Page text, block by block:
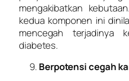
mengakibatkan
kedua komponen ini
mencegah terjadinya
diabetes.
Berpotensi cegah